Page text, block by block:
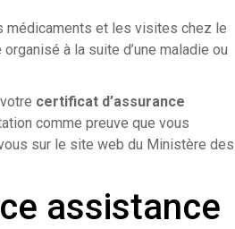
médicaments et les visites chez le
à la suite d’une maladie ou
certificat d’assurance
comme preuve que vous
sur le site web du Ministère des
assistance